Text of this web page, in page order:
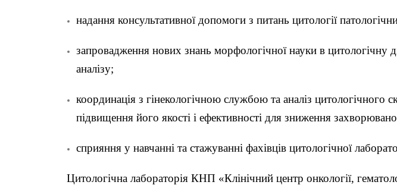
надання консультативної допомоги з питань цитології
запровадження нових знань морфологічної науки в цитологічну
аналізу;
координація з гінекологічною службою та аналіз цитологічного
підвищення його якості і ефективності для зниження
сприяння у навчанні та стажуванні фахівців цитологічної
Цитологічна лабораторія КНП «Клінічний центр онкології,